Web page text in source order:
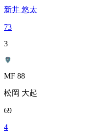
新井 悠太
73
3
MF 88
松岡 大起
69
4